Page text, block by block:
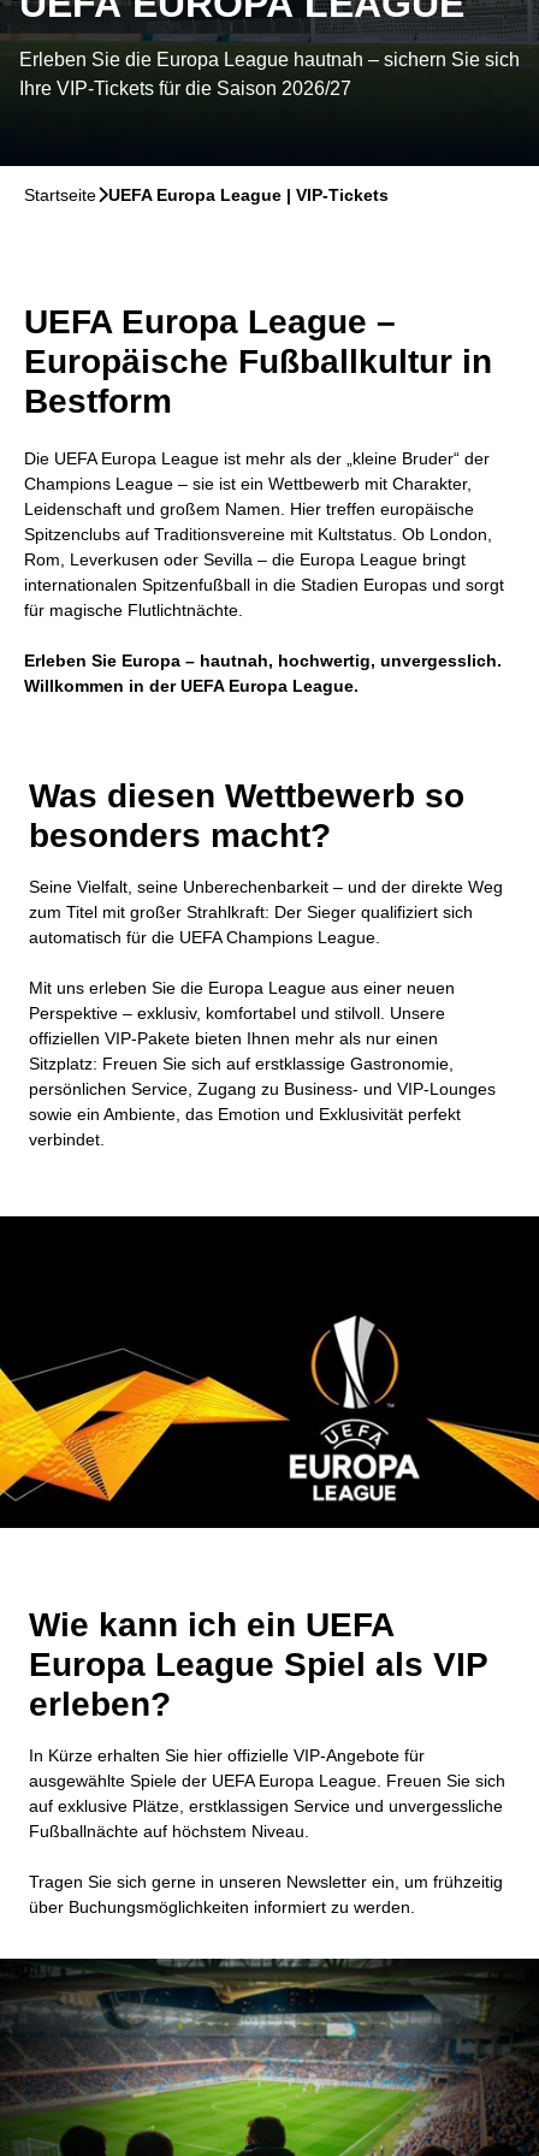
Erleben Sie die Europa League hautnah – sichern Sie sich
Ihre VIP-Tickets für die Saison 2026/27
Startseite􀆊UEFA Europa League | VIP-Tickets
UEFA Europa League –
Europäische Fußballkultur in
Bestform
Die UEFA Europa League ist mehr als der „kleine Bruder“ der
Champions League – sie ist ein Wettbewerb mit Charakter,
Leidenschaft und großem Namen. Hier treffen europäische
Spitzenclubs auf Traditionsvereine mit Kultstatus. Ob London,
Rom, Leverkusen oder Sevilla – die Europa League bringt
internationalen Spitzenfußball in die Stadien Europas und sorgt
für magische Flutlichtnächte.
Erleben Sie Europa – hautnah, hochwertig, unvergesslich.
Willkommen in der UEFA Europa League.
Was diesen Wettbewerb so
besonders macht?
Seine Vielfalt, seine Unberechenbarkeit – und der direkte Weg
zum Titel mit großer Strahlkraft: Der Sieger qualifiziert sich
automatisch für die UEFA Champions League.
Mit uns erleben Sie die Europa League aus einer neuen
Perspektive – exklusiv, komfortabel und stilvoll. Unsere
offiziellen VIP-Pakete bieten Ihnen mehr als nur einen
Sitzplatz: Freuen Sie sich auf erstklassige Gastronomie,
persönlichen Service, Zugang zu Business- und VIP-Lounges
sowie ein Ambiente, das Emotion und Exklusivität perfekt
verbindet.
Wie kann ich ein UEFA
Europa League Spiel als VIP
erleben?
In Kürze erhalten Sie hier offizielle VIP-Angebote für
ausgewählte Spiele der UEFA Europa League. Freuen Sie sich
auf exklusive Plätze, erstklassigen Service und unvergessliche
Fußballnächte auf höchstem Niveau.
Tragen Sie sich gerne in unseren Newsletter ein, um frühzeitig
über Buchungsmöglichkeiten informiert zu werden.